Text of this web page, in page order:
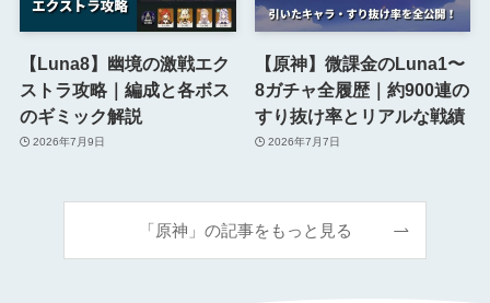
【Luna8】幽境の激戦エク
ストラ攻略｜編成と各ボス
のギミック解説
2026年7月9日
【原神】微課金のLuna1〜
8ガチャ全履歴｜約900連の
すり抜け率とリアルな戦績
2026年7月7日
「原神」の記事をもっと見る